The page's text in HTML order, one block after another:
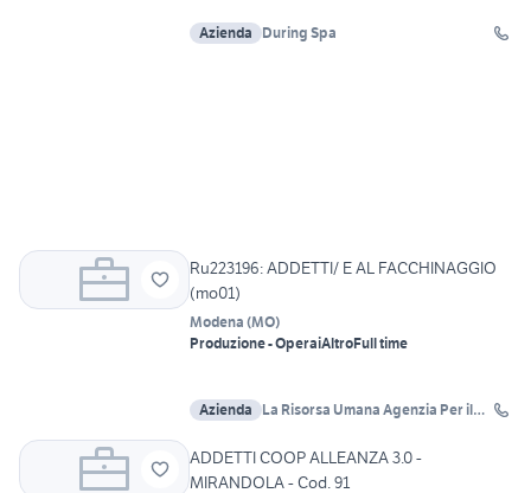
Azienda During Spa
Ru223196: ADDETTI/ E AL FACCHINAGGIO
(mo01)
Modena (MO)
Produzione - OperaiAltroFull time
Azienda
La Risorsa Umana Agenzia Per il
ADDETTI COOP ALLEANZA 3.0 -
MIRANDOLA - Cod. 91